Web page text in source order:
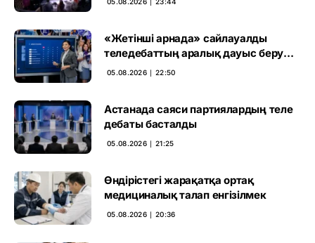
05.08.2026 ∣ 23:44
«Жетінші арнада» сайлауалды
теледебаттың аралық дауыс беру
нәтижесі жарияланды
05.08.2026 ∣ 22:50
Астанада саяси партиялардың теле
дебаты басталды
05.08.2026 ∣ 21:25
Өндірістегі жарақатқа ортақ
медициналық талап енгізілмек
05.08.2026 ∣ 20:36